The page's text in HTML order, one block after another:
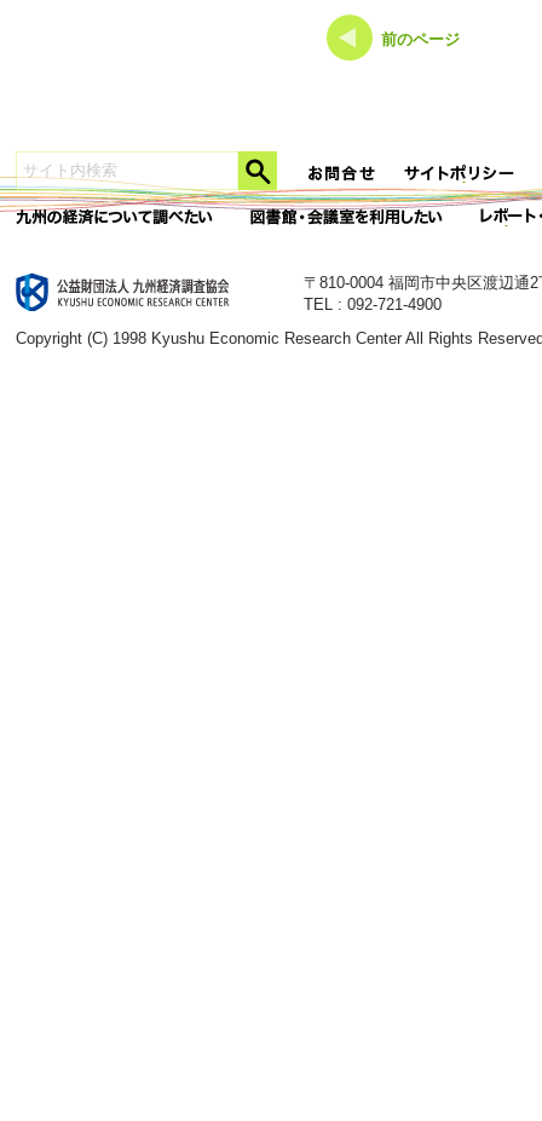
前のページ
〒810-0004 福岡市中央区渡辺通
TEL : 092-721-4900
Copyright (C) 1998 Kyushu Economic Research Center All Rights